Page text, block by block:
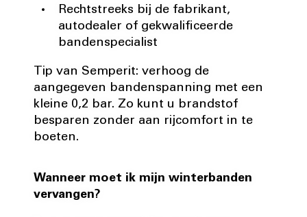
Rechtstreeks bij de fabrikant,
autodealer of gekwalificeerde
bandenspecialist
Tip van Semperit: verhoog de
aangegeven bandenspanning met een
kleine 0,2 bar. Zo kunt u brandstof
besparen zonder aan rijcomfort in te
boeten.
Wanneer moet ik mijn winterbanden
vervangen?